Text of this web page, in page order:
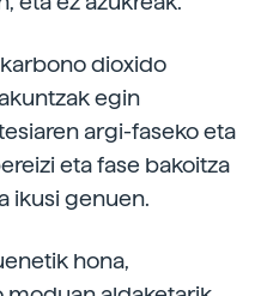
dioxido
egin
argi-faseko eta
eta fase bakoitza
ikusi genuen.
hona,